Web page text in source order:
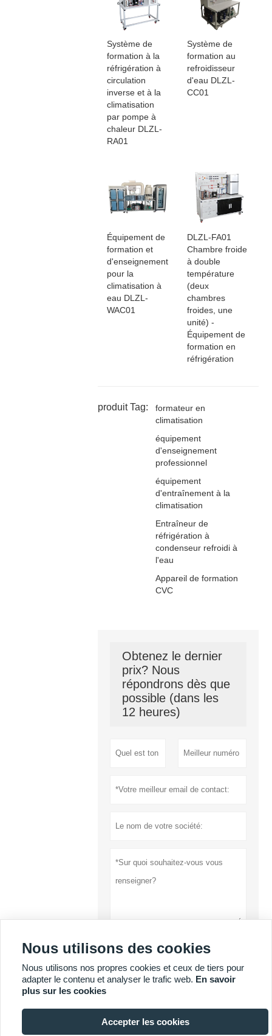
Système de
formation à la
réfrigération à
circulation
inverse et à la
climatisation
par pompe à
chaleur DLZL-
RA01
Système de
formation au
refroidisseur
d'eau DLZL-
CC01
Équipement de
formation et
d'enseignement
pour la
climatisation à
eau DLZL-
WAC01
DLZL-FA01
Chambre froide
à double
température
(deux
chambres
froides, une
unité) -
Équipement de
formation en
réfrigération
produit Tag:
formateur en
climatisation
équipement
d'enseignement
professionnel
équipement
d'entraînement à la
climatisation
Entraîneur de
réfrigération à
condenseur refroidi à
l'eau
Appareil de formation
CVC
Obtenez le dernier
prix? Nous
répondrons dès que
possible (dans les
12 heures)
soumettre
Politique de
Nous utilisons des cookies
Nous utilisons nos propres cookies et ceux de tiers pour
adapter le contenu et analyser le trafic web. En savoir
plus sur les cookies
Accepter les cookies